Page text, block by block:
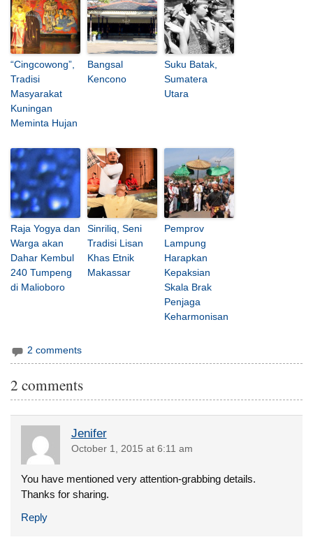
“Cingcowong”,
Tradisi
Masyarakat
Kuningan
Meminta Hujan
Bangsal
Kencono
Suku Batak,
Sumatera
Utara
Raja Yogya dan
Warga akan
Dahar Kembul
240 Tumpeng
di Malioboro
Sinriliq, Seni
Tradisi Lisan
Khas Etnik
Makassar
Pemprov
Lampung
Harapkan
Kepaksian
Skala Brak
Penjaga
Keharmonisan
2 comments
2 comments
Jenifer
October 1, 2015 at 6:11 am
You have mentioned very attention-grabbing details.
Thanks for sharing.
Reply